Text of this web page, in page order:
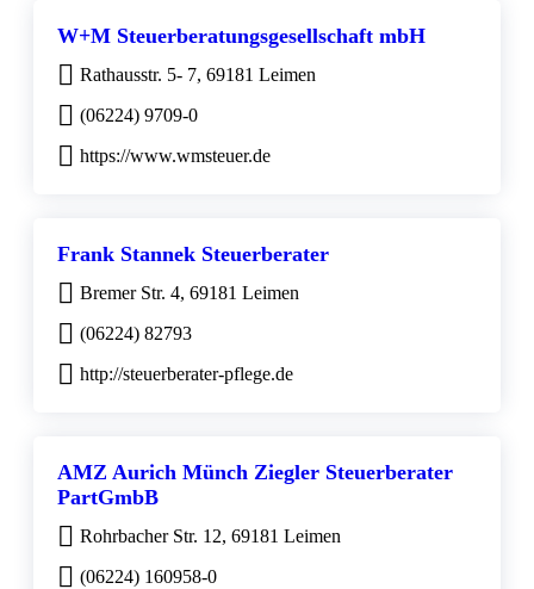
W+M Steuerberatungsgesellschaft mbH
Rathausstr. 5- 7, 69181 Leimen
(06224) 9709-0
https://www.wmsteuer.de
Frank Stannek Steuerberater
Bremer Str. 4, 69181 Leimen
(06224) 82793
http://steuerberater-pflege.de
AMZ Aurich Münch Ziegler Steuerberater
PartGmbB
Rohrbacher Str. 12, 69181 Leimen
(06224) 160958-0